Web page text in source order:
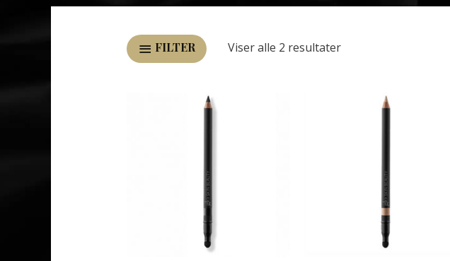
FILTER Viser alle 2 resultater